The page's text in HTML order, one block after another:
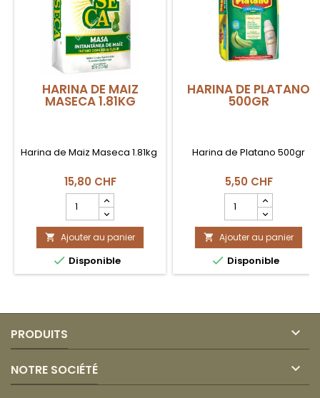
HARINA DE MAIZ
MASECA 1.81KG
Harina de Maiz Maseca 1.81kg
15,80 CHF
quantité
du
produit
HARINA
DE
MAIZ
 Ajouter au panier
 Disponible
HARINA DE PLATANO
500GR
Harina de Platano 500gr
5,50 CHF
quantité
du
produit
HARINA
DE
PLATANO
 Ajouter au panier
 Disponible
PRODUITS 
NOTRE SOCIÉTÉ 